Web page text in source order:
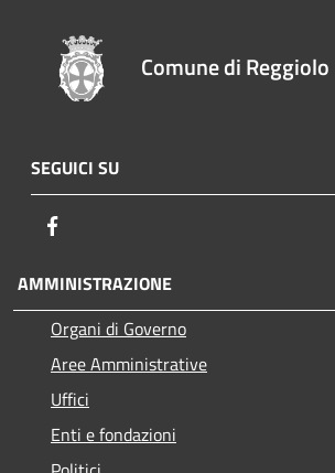
Comune di Reggiolo
SEGUICI SU
AMMINISTRAZIONE
Organi di Governo
Aree Amministrative
Uffici
Enti e fondazioni